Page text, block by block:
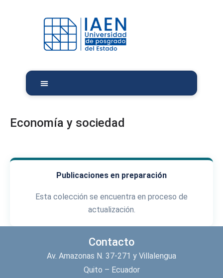
Economía y sociedad
Publicaciones en preparación
Esta colección se encuentra en proceso de
actualización.
Contacto
Av. Amazonas N. 37-271 y Villalengua
Quito – Ecuador